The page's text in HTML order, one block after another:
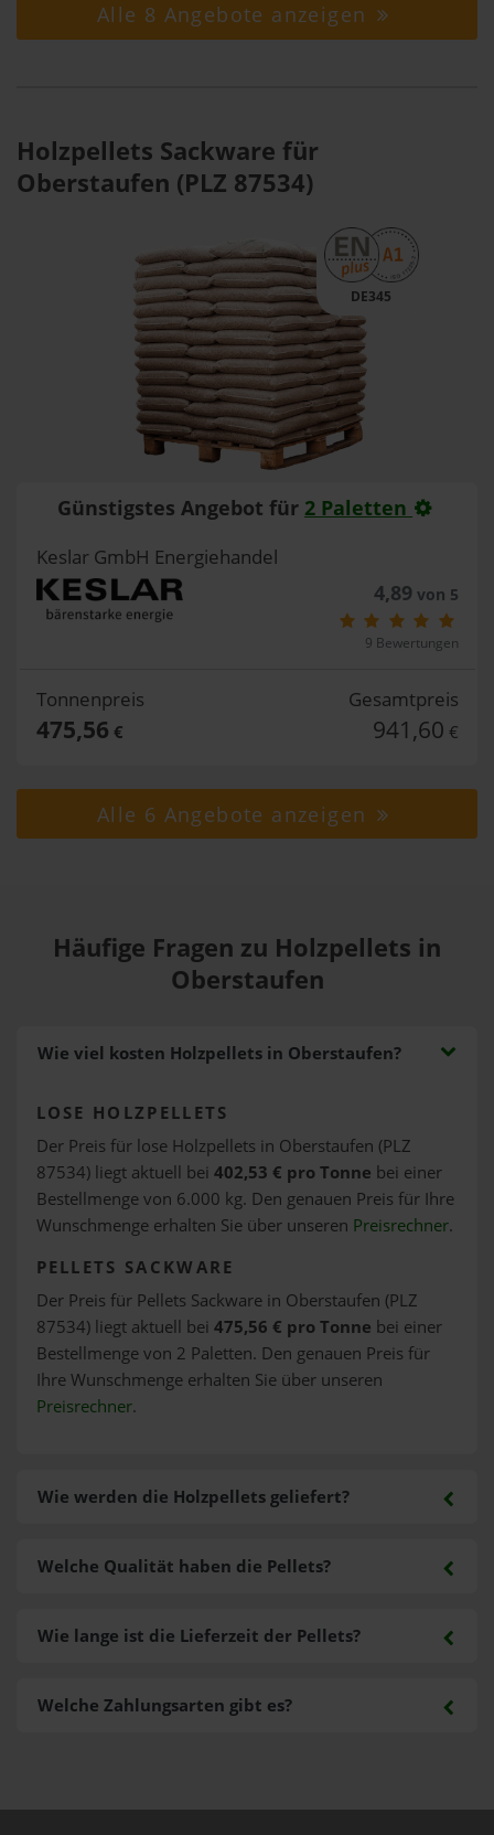
Alle 8 Angebote anzeigen
Holzpellets Sackware für
Oberstaufen (PLZ 87534)
DE345
Günstigstes Angebot für 2 Paletten
Keslar GmbH Energiehandel
4,89von 5
9 Bewertungen
Tonnenpreis
475,56 €
Gesamtpreis
941,60 €
Alle 6 Angebote anzeigen
Häufige Fragen zu Holzpellets in
Oberstaufen
Wie viel kosten Holzpellets in Oberstaufen?
LOSE HOLZPELLETS
Der Preis für lose Holzpellets in Oberstaufen (PLZ
87534) liegt aktuell bei 402,53 € pro Tonne bei einer
Bestellmenge von 6.000 kg. Den genauen Preis für Ihre
Wunschmenge erhalten Sie über unseren Preisrechner.
PELLETS SACKWARE
Der Preis für Pellets Sackware in Oberstaufen (PLZ
87534) liegt aktuell bei 475,56 € pro Tonne bei einer
Bestellmenge von 2 Paletten. Den genauen Preis für
Ihre Wunschmenge erhalten Sie über unseren
Preisrechner.
Wie werden die Holzpellets geliefert?
Welche Zahlungsarten gibt es?
Welche Qualität haben die Pellets?
Wie lange ist die Lieferzeit der Pellets?